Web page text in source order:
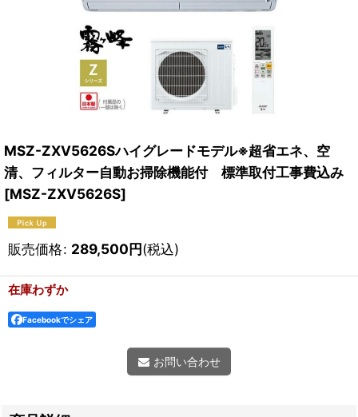
MSZ-ZXV5626Sハイグレードモデル※超省エネ、空
清、フィルター自動お掃除機能付 標準取付工事費込み
[MSZ-ZXV5626S]
販売価格: 289,500円(税込)
在庫わずか
Facebookでシェア
お問い合わせ